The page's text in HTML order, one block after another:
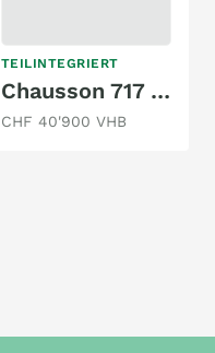
TEILINTEGRIERT
Chausson 717 GA Welcome - Längsbetten
CHF 40'900 VHB